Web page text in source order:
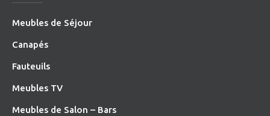
Meubles de Séjour
Canapés
Fauteuils
Meubles TV
Meubles de Salon – Bars